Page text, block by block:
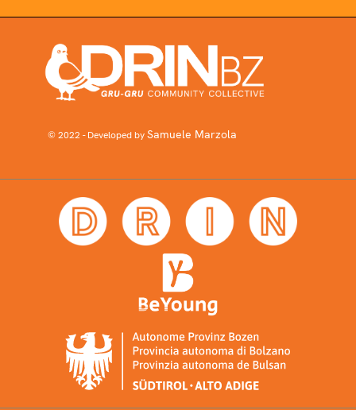
© 2022 - Developed bySamuele Marzola